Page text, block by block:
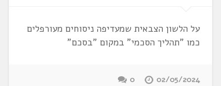
על הלשון הצבאית שמעדיפה ניסוחים מעורפלים
כמו "תהליך הסכמי" במקום "בסכם"
02/05/2024
0